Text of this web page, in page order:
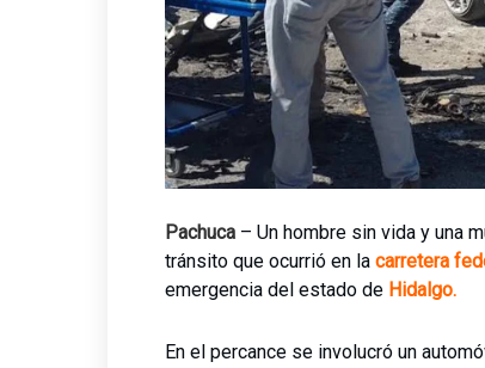
Pachuca – Un hombre sin vida y una
tránsito que ocurrió en la carretera
emergencia del estado de Hidalgo.
En el percance se involucró un